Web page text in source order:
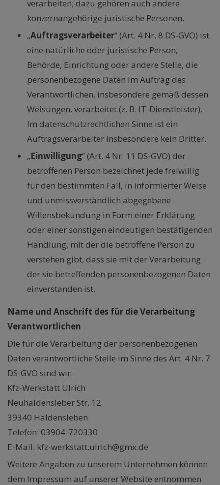
verarbeiten; dazu gehören auch andere
konzernangehörige juristische Personen.
„Auftragsverarbeiter“ (Art. 4 Nr. 8 DS-GVO) ist
eine natürliche oder juristische Person,
Behörde, Einrichtung oder andere Stelle, die
personenbezogene Daten im Auftrag des
Verantwortlichen, insbesondere gemäß dessen
Weisungen, verarbeitet (z. B. IT-Dienstleister).
Im datenschutzrechtlichen Sinne ist ein
Auftragsverarbeiter insbesondere kein Dritter.
„Einwilligung“ (Art. 4 Nr. 11 DS-GVO) der
betroffenen Person bezeichnet jede freiwillig
für den bestimmten Fall, in informierter Weise
und unmissverständlich abgegebene
Willensbekundung in Form einer Erklärung
oder einer sonstigen eindeutigen bestätigenden
Handlung, mit der die betroffene Person zu
verstehen gibt, dass sie mit der Verarbeitung
der sie betreffenden personenbezogenen Daten
einverstanden ist.
Name und Anschrift des für die Verarbeitung
Verantwortlichen
Die für die Verarbeitung der personenbezogenen
Daten verantwortliche Stelle im Sinne des Art. 4 Nr. 7
DS-GVO sind wir:
Kfz-Werkstatt Ulrich
Neuhaldensleber Str. 12
39340 Haldensleben
Telefon: 03904-720330
E-Mail: kfz-werkstatt.ulrich@gmx.de
Weitere Angaben zu unserem Unternehmen können
dem Impressum auf unserer Website entnommen